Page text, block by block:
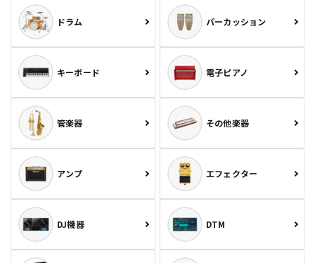
ドラム パーカッション
キーボード 電子ピアノ
管楽器 その他楽器
アンプ エフェクター
DJ機器 DTM